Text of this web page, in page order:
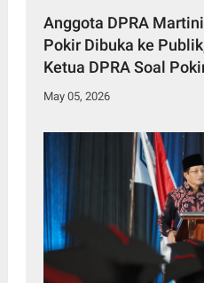
Anggota DPRA
Pokir Dibuka ke
Ketua DPRA Soal
May 05, 2026